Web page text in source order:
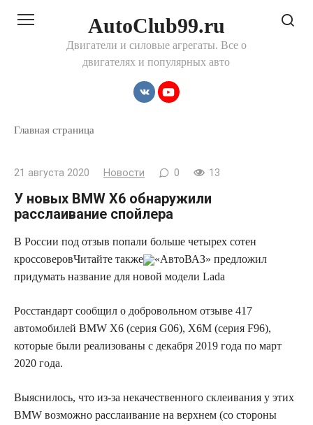
AutoClub99.ru
Двигатели и силовые агрегаты. Все о
двигателях и популярных авто
Главная страница
21 августа 2020 Новости 0 13
У новых BMW X6 обнаружили
расслаивание спойлера
В России под отзыв попали больше четырех сотен
кроссоверовЧитайте также
«АвтоВАЗ» предложил
придумать название для новой модели Lada
Росстандарт сообщил о добровольном отзыве 417
автомобилей BMW X6 (серия G06), X6M (серия F96),
которые были реализованы с декабря 2019 года по март
2020 года.
Выяснилось, что из-за некачественного склеивания у этих
BMW возможно расслаивание на верхнем (со стороны